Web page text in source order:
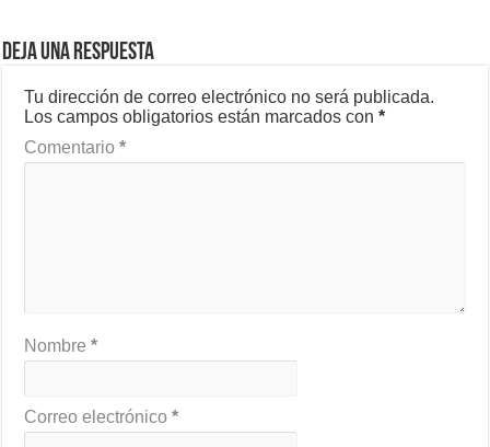
Deja una respuesta
Tu dirección de correo electrónico no será publicada.
Los campos obligatorios están marcados con*
Comentario*
Nombre*
Correo electrónico*